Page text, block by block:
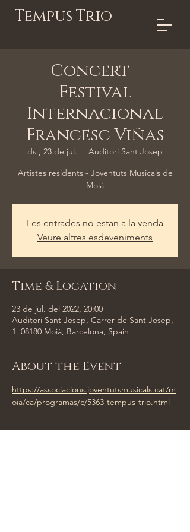
Tempus Trio
Concert -
Festival
Internacional
Francesc Viñas
ds., 23 de jul.
  |
Auditori Sant Josep
Artistes residents - Joventuts Musicals de
Moià
Les entrades no estan a la venda
Veure altres esdeveniments
Time & Location
23 de jul. del 2022, 20:00
Auditori Sant Josep, Carrer de Sant Josep,
1, 08180 Moià, Barcelona, Spain
About the Event
https://associacions.joventutsmusicals.cat/m
oia/ca/programas/c/5363-tempus-trio.html